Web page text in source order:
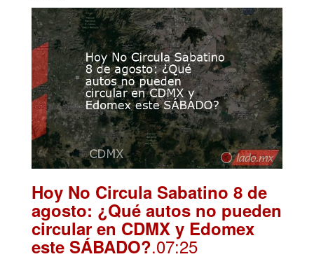
Hoy No Circula Sabatino 8 de
agosto: ¿Qué autos no pueden
circular en CDMX y Edomex
este SÁBADO?.07:25